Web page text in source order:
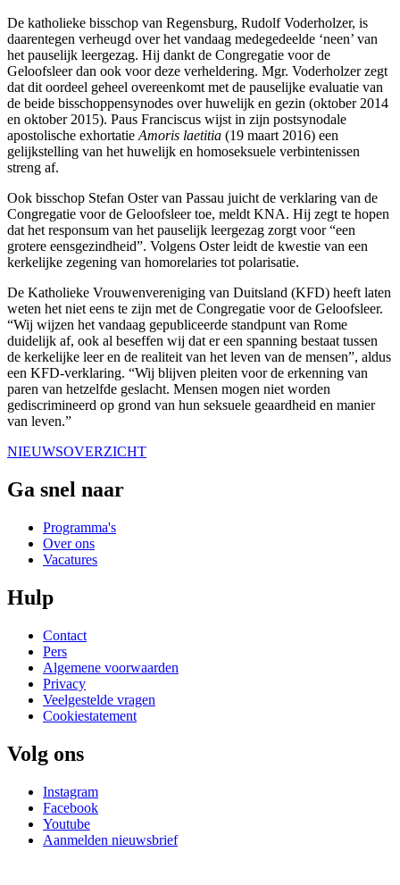
De katholieke bisschop van Regensburg, Rudolf Voderholzer, is
daarentegen verheugd over het vandaag medegedeelde ‘neen’ van
het pauselijk leergezag. Hij dankt de Congregatie voor de
Geloofsleer dan ook voor deze verheldering. Mgr. Voderholzer zegt
dat dit oordeel geheel overeenkomt met de pauselijke evaluatie van
de beide bisschoppensynodes over huwelijk en gezin (oktober 2014
en oktober 2015). Paus Franciscus wijst in zijn postsynodale
apostolische exhortatie Amoris laetitia (19 maart 2016) een
gelijkstelling van het huwelijk en homoseksuele verbintenissen
streng af.
Ook bisschop Stefan Oster van Passau juicht de verklaring van de
Congregatie voor de Geloofsleer toe, meldt KNA. Hij zegt te hopen
dat het responsum van het pauselijk leergezag zorgt voor “een
grotere eensgezindheid”. Volgens Oster leidt de kwestie van een
kerkelijke zegening van homorelaries tot polarisatie.
De Katholieke Vrouwenvereniging van Duitsland (KFD) heeft laten
weten het niet eens te zijn met de Congregatie voor de Geloofsleer.
“Wij wijzen het vandaag gepubliceerde standpunt van Rome
duidelijk af, ook al beseffen wij dat er een spanning bestaat tussen
de kerkelijke leer en de realiteit van het leven van de mensen”, aldus
een KFD-verklaring. “Wij blijven pleiten voor de erkenning van
paren van hetzelfde geslacht. Mensen mogen niet worden
gediscrimineerd op grond van hun seksuele geaardheid en manier
van leven.”
NIEUWSOVERZICHT
Ga snel naar
Programma's
Over ons
Vacatures
Hulp
Contact
Pers
Algemene voorwaarden
Privacy
Veelgestelde vragen
Cookiestatement
Volg ons
Instagram
Facebook
Youtube
Aanmelden nieuwsbrief